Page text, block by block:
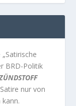
BRD-Politik
nur von